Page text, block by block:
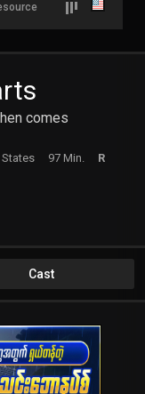
comes
97 Min.
R
Cast